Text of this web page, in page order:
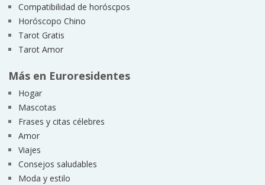
Compatibilidad de horóscpos
Horóscopo Chino
Tarot Gratis
Tarot Amor
Más en Euroresidentes
Hogar
Mascotas
Frases y citas célebres
Amor
Viajes
Consejos saludables
Moda y estilo